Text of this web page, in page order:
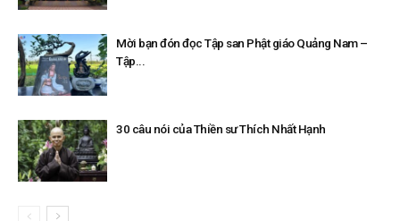
Mời bạn đón đọc Tập san Phật giáo Quảng Nam –
Tập...
30 câu nói của Thiền sư Thích Nhất Hạnh